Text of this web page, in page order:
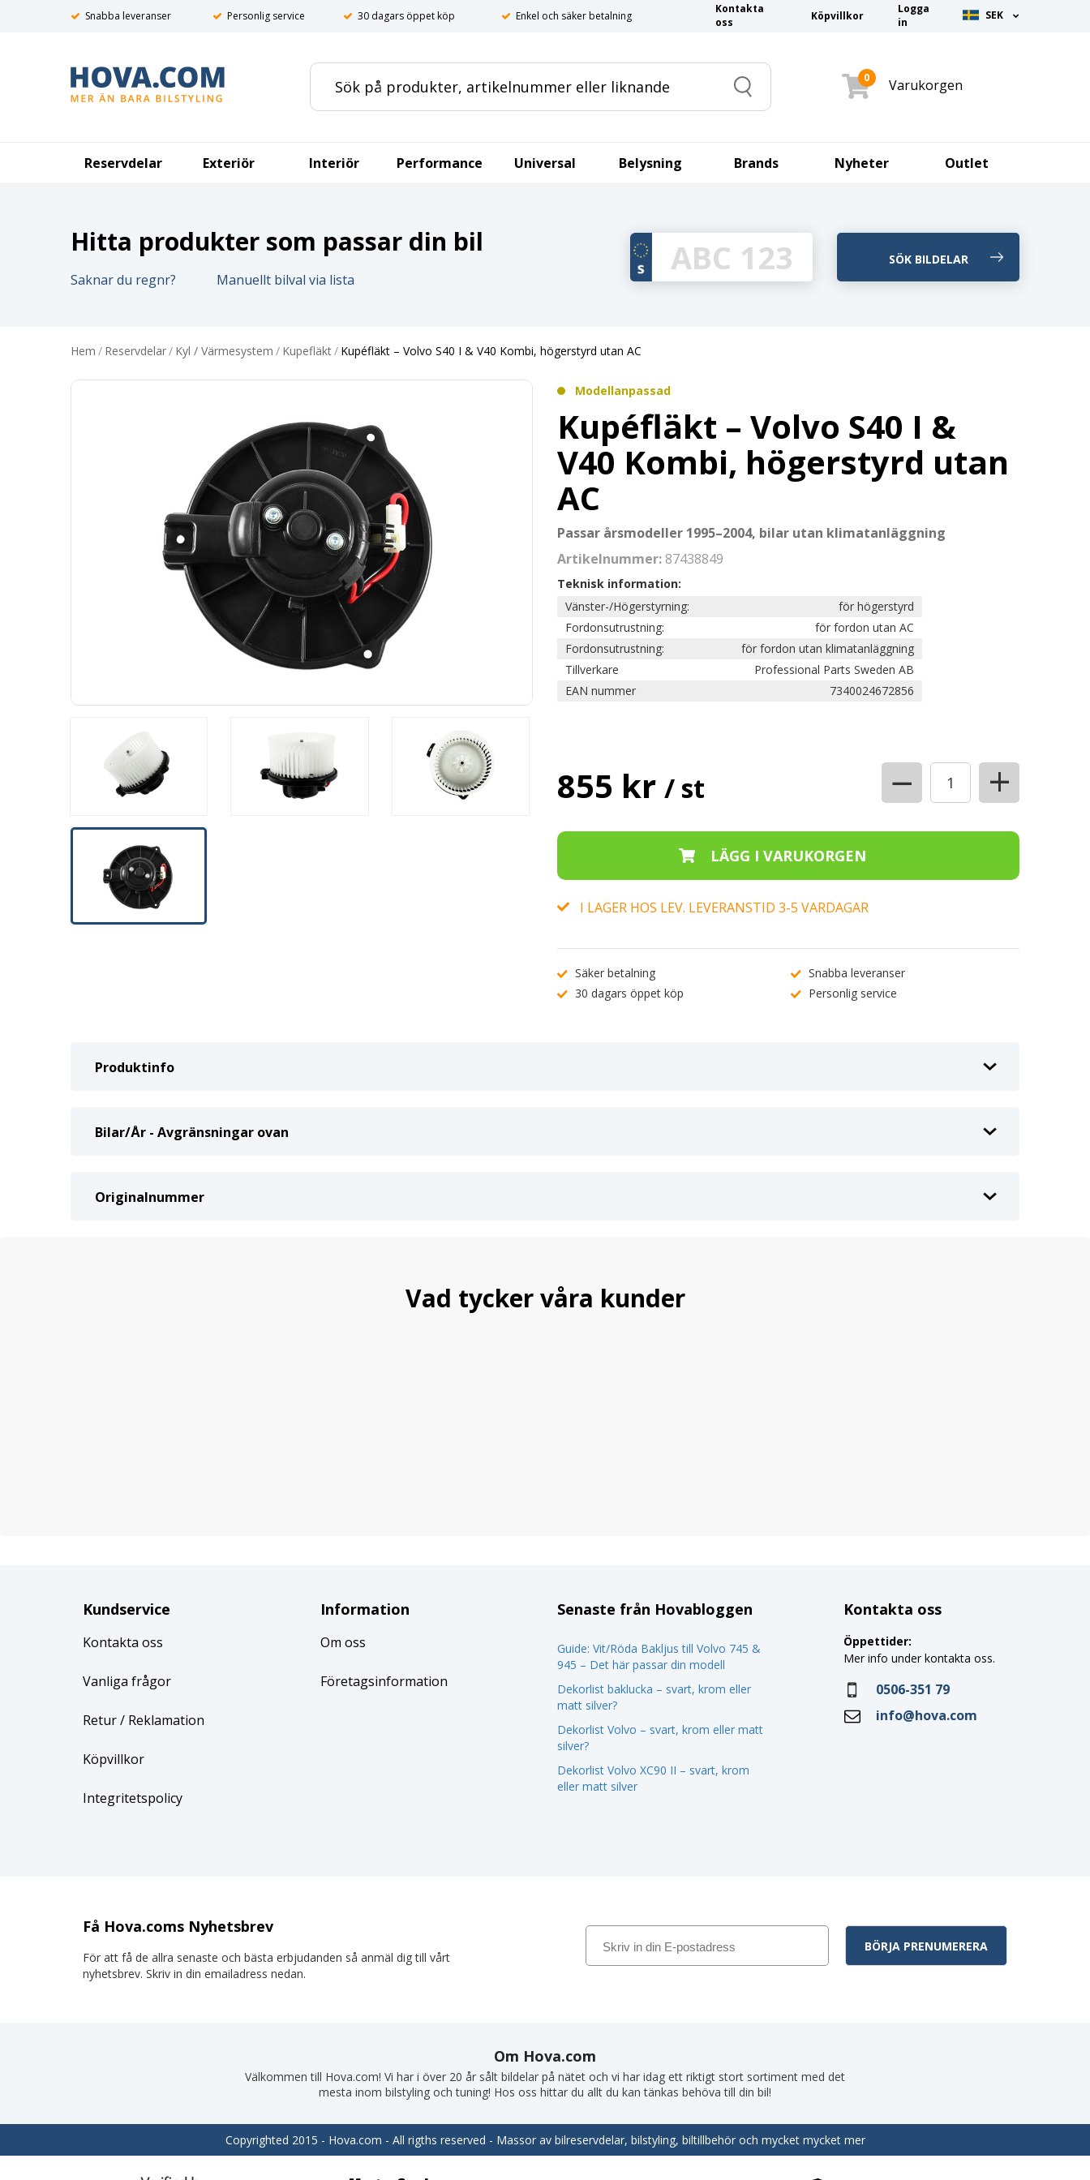
Snabba leveranser Personlig service 30 dagars öppet köp Enkel och säker betalning
Kontakta
oss
Köpvillkor
Logga
in
SEK
Search
0 Varukorgen
Reservdelar Exteriör Interiör Performance Universal Belysning Brands Nyheter Outlet
Hitta produkter som passar din bil
Saknar du regnr? Manuellt bilval via lista
Hem / Reservdelar/ Kyl / Värmesystem / Kupefläkt/ Kupéfläkt – Volvo S40 I & V40 Kombi, högerstyrd utan AC
Modellanpassad
Kupéfläkt – Volvo S40 I &
V40 Kombi, högerstyrd utan
AC
Passar årsmodeller 1995–2004, bilar utan klimatanläggning
Artikelnummer: 87438849
Teknisk information:
Vänster-/Högerstyrning:
för högerstyrd
Fordonsutrustning:
för fordon utan AC
Fordonsutrustning:
för fordon utan klimatanläggning
Tillverkare
Professional Parts Sweden AB
EAN nummer
7340024672856
855 kr / st − +
I LAGER HOS LEV. LEVERANSTID 3-5 VARDAGAR
Säker betalning
Snabba leveranser
30 dagars öppet köp
Personlig service
Produktinfo
Bilar/År - Avgränsningar ovan
Originalnummer
Vad tycker våra kunder
Kundservice
Kontakta oss
Vanliga frågor
Retur/ Reklamation
Köpvillkor
Integritetspolicy
Information
Om oss
Företagsinformation
Senaste från Hovabloggen
Guide: Vit/Röda Bakljus till Volvo 745 &
945 – Det här passar din modell
Dekorlist baklucka – svart, krom eller
matt silver?
Dekorlist Volvo – svart, krom eller matt
silver?
Dekorlist Volvo XC90 II – svart, krom
eller matt silver
Kontakta oss
Öppettider:
Mer info under kontakta oss.
0506-351 79
info@hova.com
Få Hova.coms Nyhetsbrev
För att få de allra senaste och bästa erbjudanden så anmäl dig till vårt
nyhetsbrev. Skriv in din emailadress nedan.
Om Hova.com
Välkommen till Hova.com! Vi har i över 20 år sålt bildelar på nätet och vi har idag ett riktigt stort sortiment med det
mesta inom bilstyling och tuning! Hos oss hittar du allt du kan tänkas behöva till din bil!
Copyrighted 2015 - Hova.com - All rigths reserved - Massor av bilreservdelar, bilstyling, biltillbehör och mycket mycket mer